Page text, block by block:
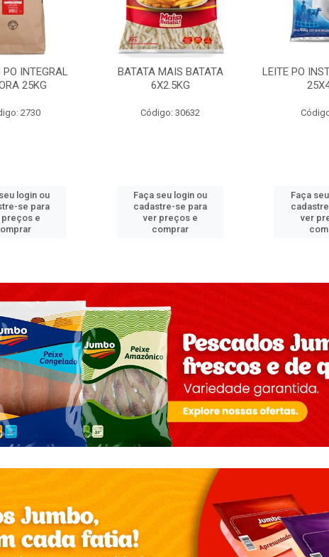
PO INTEGRAL
25KG
2730
login ou
se para
preços e
BATATA MAIS BATATA
6X2.5KG
Código: 30632
Faça seu login ou
cadastre-se para
ver preços e
comprar
LEITE PO
Faça
ver